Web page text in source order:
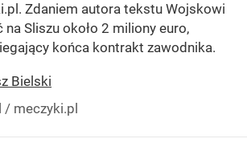
Zdaniem autora tekstu Wojskowi
Sliszu około 2 miliony euro,
końca kontrakt zawodnika.
Bielski
/ meczyki.pl